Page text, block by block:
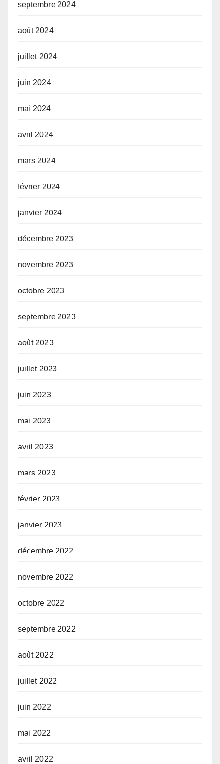
septembre 2024
août 2024
juillet 2024
juin 2024
mai 2024
avril 2024
mars 2024
février 2024
janvier 2024
décembre 2023
novembre 2023
octobre 2023
septembre 2023
août 2023
juillet 2023
juin 2023
mai 2023
avril 2023
mars 2023
février 2023
janvier 2023
décembre 2022
novembre 2022
octobre 2022
septembre 2022
août 2022
juillet 2022
juin 2022
mai 2022
avril 2022